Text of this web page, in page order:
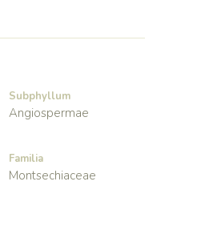
Subphyllum
Angiospermae
Familia
Montsechiaceae